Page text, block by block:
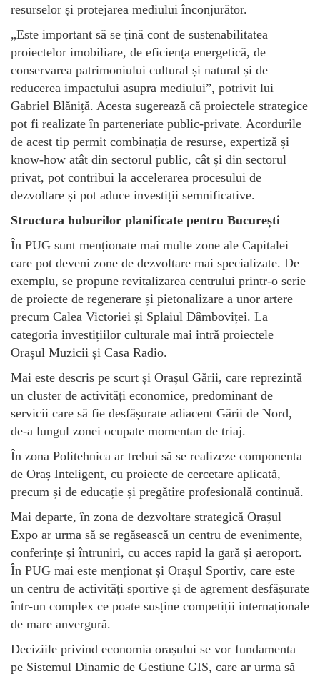
resurselor și protejarea mediului înconjurător.
„Este important să se țină cont de sustenabilitatea
proiectelor imobiliare, de eficiența energetică, de
conservarea patrimoniului cultural și natural și de
reducerea impactului asupra mediului”, potrivit lui
Gabriel Blăniță. Acesta sugerează că proiectele strategice
pot fi realizate în parteneriate public-private. Acordurile
de acest tip permit combinația de resurse, expertiză și
know-how atât din sectorul public, cât și din sectorul
privat, pot contribui la accelerarea procesului de
dezvoltare și pot aduce investiții semnificative.
Structura huburilor planificate pentru București
În PUG sunt menționate mai multe zone ale Capitalei
care pot deveni zone de dezvoltare mai specializate. De
exemplu, se propune revitalizarea centrului printr-o serie
de proiecte de regenerare și pietonalizare a unor artere
precum Calea Victoriei și Splaiul Dâmboviței. La
categoria investițiilor culturale mai intră proiectele
Orașul Muzicii și Casa Radio.
Mai este descris pe scurt și Orașul Gării, care reprezintă
un cluster de activități economice, predominant de
servicii care să fie desfășurate adiacent Gării de Nord,
de-a lungul zonei ocupate momentan de triaj.
În zona Politehnica ar trebui să se realizeze componenta
de Oraș Inteligent, cu proiecte de cercetare aplicată,
precum și de educație și pregătire profesională continuă.
Mai departe, în zona de dezvoltare strategică Orașul
Expo ar urma să se regăsească un centru de evenimente,
conferințe și întruniri, cu acces rapid la gară și aeroport.
În PUG mai este menționat și Orașul Sportiv, care este
un centru de activități sportive și de agrement desfășurate
într-un complex ce poate susține competiții internaționale
de mare anvergură.
Deciziile privind economia orașului se vor fundamenta
pe Sistemul Dinamic de Gestiune GIS, care ar urma să